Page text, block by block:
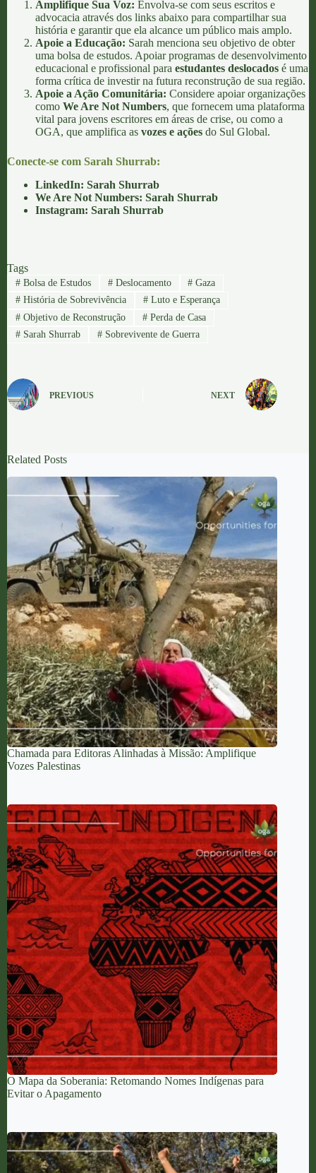
Amplifique Sua Voz: Envolva-se com seus escritos e
advocacia através dos links abaixo para compartilhar sua
história e garantir que ela alcance um público mais amplo.
Apoie a Educação: Sarah menciona seu objetivo de obter
uma bolsa de estudos. Apoiar programas de desenvolvimento
educacional e profissional para estudantes deslocados é uma
forma crítica de investir na futura reconstrução de sua região.
Apoie a Ação Comunitária: Considere apoiar organizações
como We Are Not Numbers, que fornecem uma plataforma
vital para jovens escritores em áreas de crise, ou como a
OGA, que amplifica as vozes e ações do Sul Global.
Conecte-se com Sarah Shurrab:
LinkedIn: Sarah Shurrab
We Are Not Numbers: Sarah Shurrab
Instagram: Sarah Shurrab
Tags
#Bolsa de Estudos #Deslocamento # Gaza
#História de Sobrevivência #Luto e Esperança
#Objetivo de Reconstrução #Perda de Casa
#Sarah Shurrab #Sobrevivente de Guerra
PREVIOUS NEXT
Related Posts
Chamada para Editoras Alinhadas à Missão: Amplifique
Vozes Palestinas
O Mapa da Soberania: Retomando Nomes Indígenas para
Evitar o Apagamento